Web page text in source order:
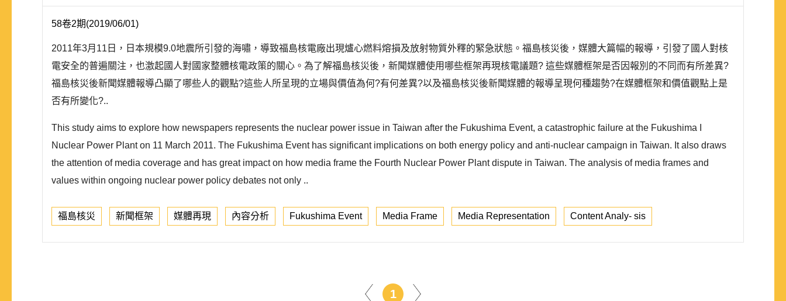
58卷2期(2019/06/01)
2011年3月11日，日本規模9.0地震所引發的海嘯，導致福島核電廠出現爐心燃料熔損及放射物質外釋的緊急狀態。福島核災後，媒體大篇幅的報導，引發了國人對核
電安全的普遍關注，也激起國人對國家整體核電政策的關心。為了解福島核災後，新聞媒體使用哪些框架再現核電議題? 這些媒體框架是否因報別的不同而有所差異?
福島核災後新聞媒體報導凸顯了哪些人的觀點?這些人所呈現的立場與價值為何?有何差異?以及福島核災後新聞媒體的報導呈現何種趨勢?在媒體框架和價值觀點上是
否有所變化?..
This study aims to explore how newspapers represents the nuclear power issue in Taiwan after the Fukushima Event, a catastrophic failure at the Fukushima I
Nuclear Power Plant on 11 March 2011. The Fukushima Event has significant implications on both energy policy and anti-nuclear campaign in Taiwan. It also draws
the attention of media coverage and has great impact on how media frame the Fourth Nuclear Power Plant dispute in Taiwan. The analysis of media frames and
values within ongoing nuclear power policy debates not only ..
福島核災 新聞框架 媒體再現 內容分析 Fukushima Event Media Frame Media Representation Content Analy- sis
1